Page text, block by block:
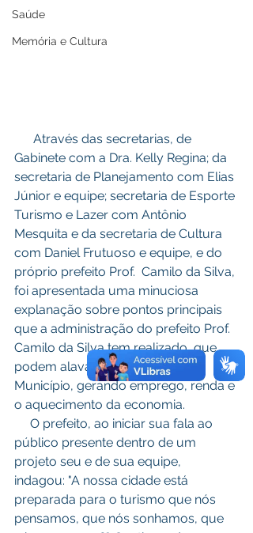
Saúde
Memória e Cultura
Gabinete com a Dra. Kelly Regina; da
secretaria de Planejamento com Elias
Júnior e equipe; secretaria de Esporte
Turismo e Lazer com Antônio
Mesquita e da secretaria de Cultura
com Daniel Frutuoso e equipe, e do
próprio prefeito Prof.  Camilo da Silva,
foi apresentada uma minuciosa
explanação sobre pontos principais
que a administração do prefeito Prof.
Camilo da Silva tem realizado, que
podem alavancar o turismo no
Município, gerando emprego, renda e
o aquecimento da economia.
público presente dentro de um
projeto seu e de sua equipe,
indagou: "A nossa cidade está
preparada para o turismo que nós
pensamos, que nós sonhamos, que